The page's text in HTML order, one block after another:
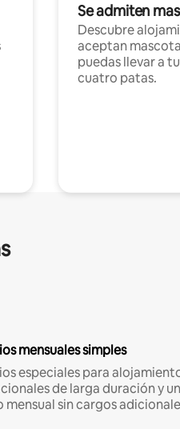
Se admiten
Descubre
aceptan
puedas llevar a
cuatro patas.
mensuales simples
especiales para
de larga duración y
mensual sin cargos